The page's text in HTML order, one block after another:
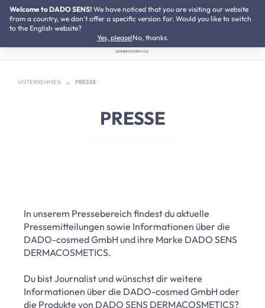
Zum Hauptinhalt springen
Welcome to DADO SENS! We have noticed that you are visiting our website
from a country, we don't offer a specific version for. Would you like to switch
to the English website?
Yes, please!No, thanks.
NEU:Neurodermitis Pflegeset
UNTERNEHMEN PRESSE
PRESSE
In unserem Pressebereich findest du aktuelle
Pressemitteilungen sowie Informationen über die
DADO-cosmed GmbH und ihre Marke DADO SENS
DERMACOSMETICS.
Du bist Journalist und wünschst dir weitere
Informationen über die DADO-cosmed GmbH oder
die Produkte von DADO SENS DERMACOSMETICS?